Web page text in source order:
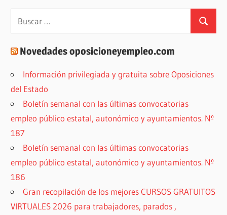
Buscar:
Buscar
Novedades oposicioneyempleo.com
Información privilegiada y gratuita sobre Oposiciones
del Estado
Boletín semanal con las últimas convocatorias
empleo público estatal, autonómico y ayuntamientos. Nº
187
Boletín semanal con las últimas convocatorias
empleo público estatal, autonómico y ayuntamientos. Nº
186
Gran recopilación de los mejores CURSOS GRATUITOS
VIRTUALES 2026 para trabajadores, parados ,